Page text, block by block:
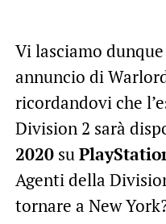
Vi lasciamo
annuncio di
ricordandovi che
Division 2 sarà
2020su
Agenti della
tornare a New